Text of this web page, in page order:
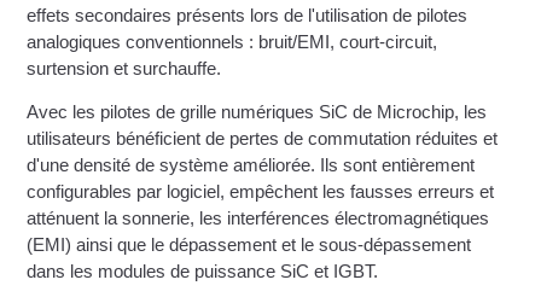
effets secondaires présents lors de l'utilisation de pilotes
analogiques conventionnels : bruit/EMI, court-circuit,
surtension et surchauffe.
Avec les pilotes de grille numériques SiC de Microchip, les
utilisateurs bénéficient de pertes de commutation réduites et
d'une densité de système améliorée. Ils sont entièrement
configurables par logiciel, empêchent les fausses erreurs et
atténuent la sonnerie, les interférences électromagnétiques
(EMI) ainsi que le dépassement et le sous-dépassement
dans les modules de puissance SiC et IGBT.